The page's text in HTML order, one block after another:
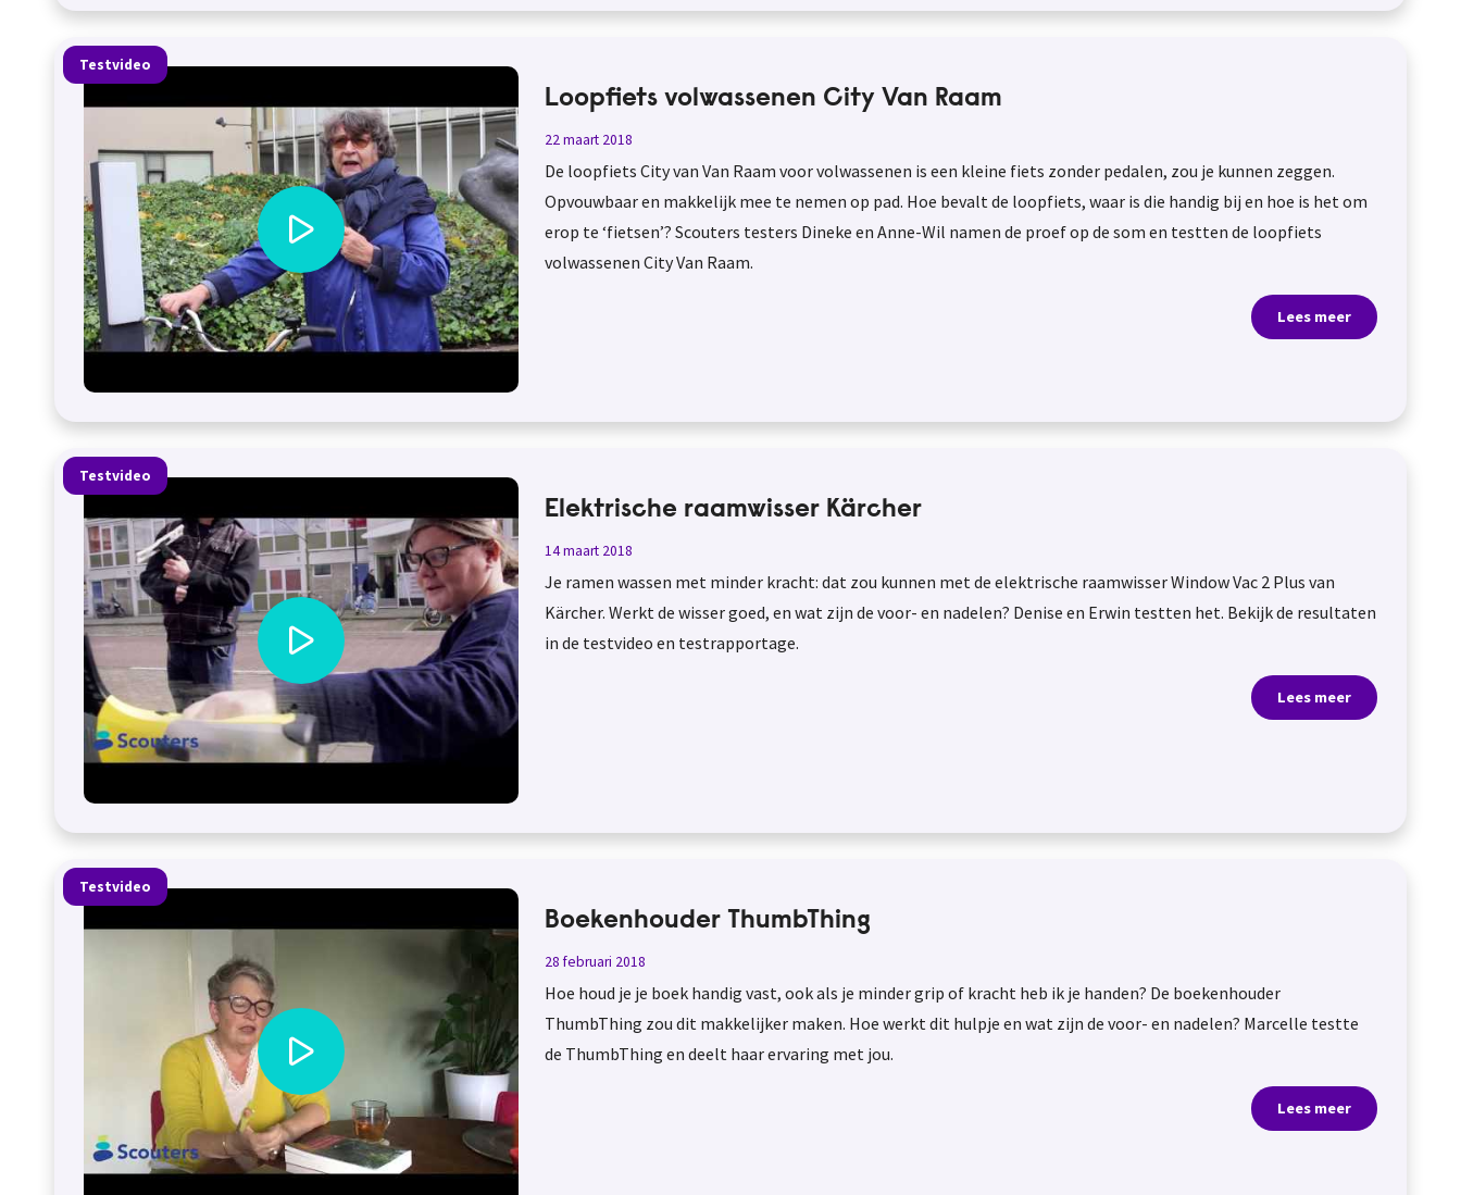
Testvideo
Loopfiets volwassenen City Van Raam
22 maart 2018
De loopfiets City van Van Raam voor volwassenen is een kleine fiets zonder pedalen, zou je kunnen zeggen.
Opvouwbaar en makkelijk mee te nemen op pad. Hoe bevalt de loopfiets, waar is die handig bij en hoe is het om
erop te ‘fietsen’? Scouters testers Dineke en Anne-Wil namen de proef op de som en testten de loopfiets
volwassenen City Van Raam.
Lees meer
Testvideo
Elektrische raamwisser Kärcher
14 maart 2018
Je ramen wassen met minder kracht: dat zou kunnen met de elektrische raamwisser Window Vac 2 Plus van
Kärcher. Werkt de wisser goed, en wat zijn de voor- en nadelen? Denise en Erwin testten het. Bekijk de resultaten
in de testvideo en testrapportage.
Lees meer
Testvideo
Boekenhouder ThumbThing
28 februari 2018
Hoe houd je je boek handig vast, ook als je minder grip of kracht heb ik je handen? De boekenhouder
ThumbThing zou dit makkelijker maken. Hoe werkt dit hulpje en wat zijn de voor- en nadelen? Marcelle testte
de ThumbThing en deelt haar ervaring met jou.
Lees meer